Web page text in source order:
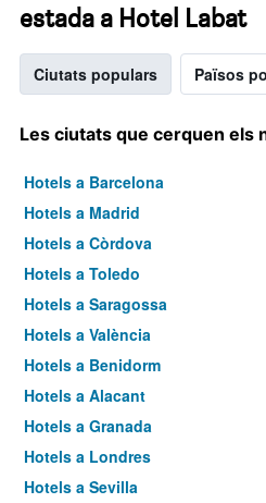
estada a Hotel Labat
Ciutats populars Països
Les ciutats que cerquen els
Hotels a Barcelona
Hotels a Madrid
Hotels a Còrdova
Hotels a Toledo
Hotels a Saragossa
Hotels a València
Hotels a Benidorm
Hotels a Alacant
Hotels a Granada
Hotels a Londres
Hotels a Sevilla